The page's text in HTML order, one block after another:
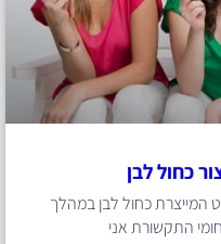
כחול לבן
כחול לבן במהלך
התקשורת אני